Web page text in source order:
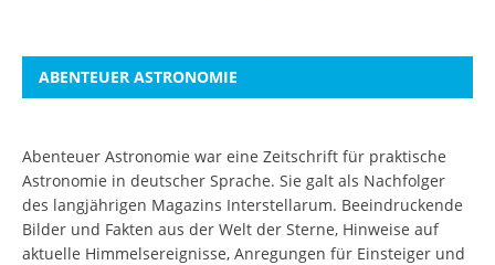
ABENTEUER ASTRONOMIE
Abenteuer Astronomie war eine Zeitschrift für praktische
Astronomie in deutscher Sprache. Sie galt als Nachfolger
des langjährigen Magazins Interstellarum. Beeindruckende
Bilder und Fakten aus der Welt der Sterne, Hinweise auf
aktuelle Himmelsereignisse, Anregungen für Einsteiger und